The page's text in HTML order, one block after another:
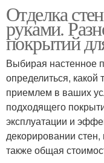
Отделка
руками.
покрытий
Выбирая настенное
определиться, какой
приемлем в ваших
подходящего
эксплуатации и
декорировании стен,
также общая